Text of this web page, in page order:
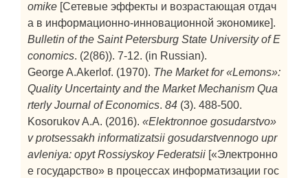
omike [Сетевые эффекты и возрастающая отдач
а в информационно-инновационной экономике].
Bulletin of the Saint Petersburg State University of E
conomics. (2(86)). 7-12. (in Russian).
George A.Akerlof. (1970). The Market for «Lemons»:
Quality Uncertainty and the Market Mechanism Qua
rterly Journal of Economics. 84 (3). 488-500.
Kosorukov A.A. (2016). «Elektronnoe gosudarstvo»
v protsessakh informatizatsii gosudarstvennogo upr
avleniya: opyt Rossiyskoy Federatsii [«Электронно
е государство» в процессах информатизации гос